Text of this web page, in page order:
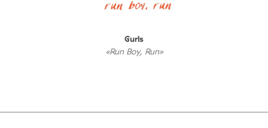
Gurls
«Run Boy, Run»